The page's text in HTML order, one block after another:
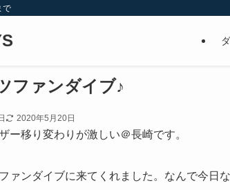
で
ファンダイブ♪
2020年5月20日
ー移り変わりが激しい＠長崎です。
ァンダイブに来てくれました。なんで今日